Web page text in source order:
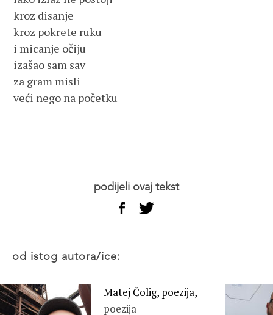
kroz disanje
kroz pokrete ruku
i micanje očiju
izašao sam sav
za gram misli
veći nego na početku
podijeli ovaj tekst
od istog autora/ice:
Matej Čolig, poezija,
poezija